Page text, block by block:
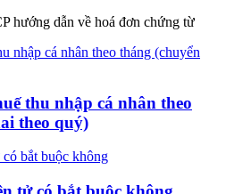
hướng dẫn về hoá đơn chứng từ
thu nhập cá nhân theo
theo quý)